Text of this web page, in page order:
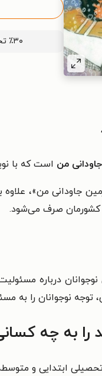
٪۳۰ تخفیف اولین خرید کتاب با کد
من است که با
جاودانی من»، علاوه
کشورمان صرف می‌شود.
نوجوانان درباره
نوجوانان را به
را به چه
ابتدایی و